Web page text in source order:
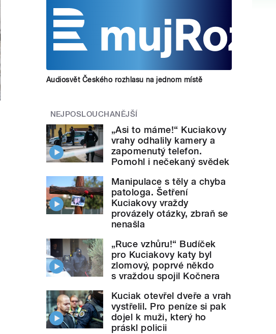
Audiosvět Českého rozhlasu na jednom místě
NEJPOSLOUCHANĚJŠÍ
„Asi to máme!“ Kuciakovy
vrahy odhalily kamery a
zapomenutý telefon.
Pomohl i nečekaný svědek
Manipulace s těly a chyba
patologa. Šetření
Kuciakovy vraždy
provázely otázky, zbraň se
nenašla
„Ruce vzhůru!“ Budíček
pro Kuciakovy katy byl
zlomový, poprvé někdo
s vraždou spojil Kočnera
Kuciak otevřel dveře a vrah
vystřelil. Pro peníze si pak
dojel k muži, který ho
práskl policii